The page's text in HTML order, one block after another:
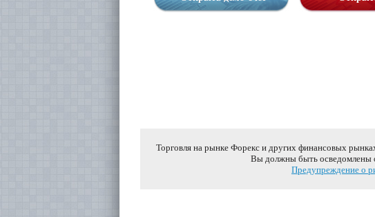
Торговля на рынке Форекс и других финансовых
Вы должны быть осведомлены
Предупреждение о